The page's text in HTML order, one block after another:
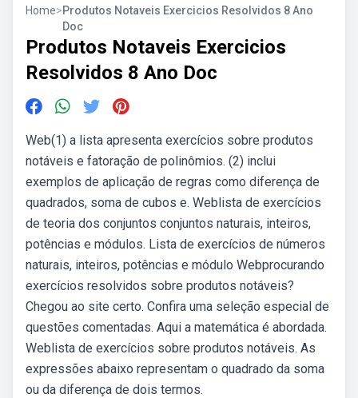
Home>Produtos Notaveis Exercicios Resolvidos 8 Ano
Doc
Produtos Notaveis Exercicios
Resolvidos 8 Ano Doc
Web(1) a lista apresenta exercícios sobre produtos
notáveis e fatoração de polinômios. (2) inclui
exemplos de aplicação de regras como diferença de
quadrados, soma de cubos e. Weblista de exercícios
de teoria dos conjuntos conjuntos naturais, inteiros,
potências e módulos. Lista de exercícios de números
naturais, inteiros, potências e módulo Webprocurando
exercícios resolvidos sobre produtos notáveis?
Chegou ao site certo. Confira uma seleção especial de
questões comentadas. Aqui a matemática é abordada.
Weblista de exercícios sobre produtos notáveis. As
expressões abaixo representam o quadrado da soma
ou da diferença de dois termos.